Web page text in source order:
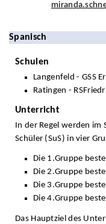
Spanisch
Schulen
Langenfeld - GSS
Ratingen -
Unterricht
In der Regel werden im
Schüler (SuS) in vier
Die 1.Gruppe
Die 2.Gruppe
Die 3.Gruppe
Die 4.Gruppe
Das Hauptziel des